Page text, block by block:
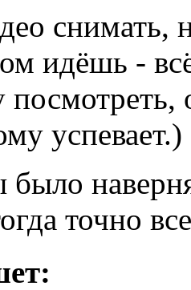
снимать,
идёшь -
успевает.)
было
точно